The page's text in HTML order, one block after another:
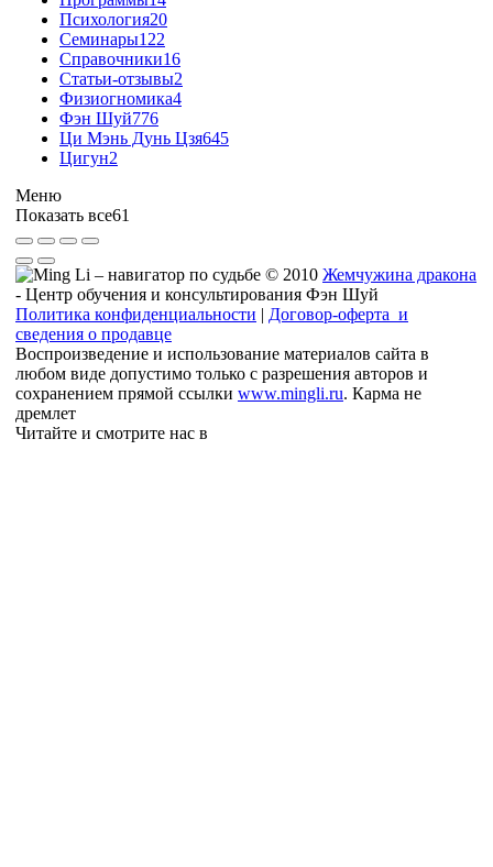
Психология20
Семинары122
Справочники16
Статьи-отзывы2
Физиогномика4
Фэн Шуй776
Ци Мэнь Дунь Цзя645
Цигун2
Меню
Показать все61
© 2010 Жемчужина дракона
- Центр обучения и консультирования Фэн Шуй
Политика конфиденциальности | Договор-оферта и
сведения о продавце
Воспроизведение и использование материалов сайта в
любом виде допустимо только с разрешения авторов и
сохранением прямой ссылки www.mingli.ru. Карма не
дремлет
Читайте и смотрите нас в